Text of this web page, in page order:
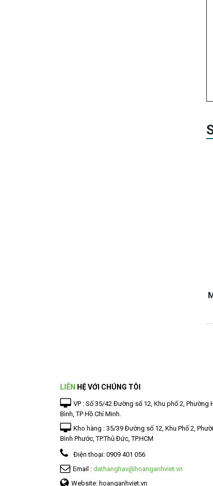
LIÊN HỆ VỚI CHÚNG TÔI
VP : Số 35/42 Đường số 12, Khu phố 2, Phường
Bình, TP Hồ Chí Minh.
Kho hàng : 35/39 Đường số 12, Khu Phố 2,
Bình Phước, TP.Thủ Đức, TP.HCM
Điện thoại: 0909 401 056
Email : dathanghav@hoanganhviet.vn
Website: hoanganhviet.vn